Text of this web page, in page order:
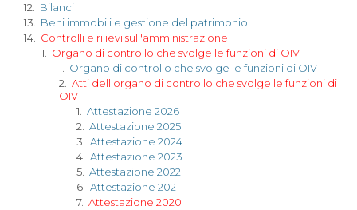
12. Bilanci
13. Beni immobili e gestione del patrimonio
14. Controlli e rilievi sull'amministrazione
1. Organo di controllo che svolge le funzioni di OIV
1. Organo di controllo che svolge le funzioni di OIV
2. Atti dell'organo di controllo che svolge le funzioni di
OIV
1. Attestazione 2026
2. Attestazione 2025
3. Attestazione 2024
4. Attestazione 2023
5. Attestazione 2022
6. Attestazione 2021
7. Attestazione 2020